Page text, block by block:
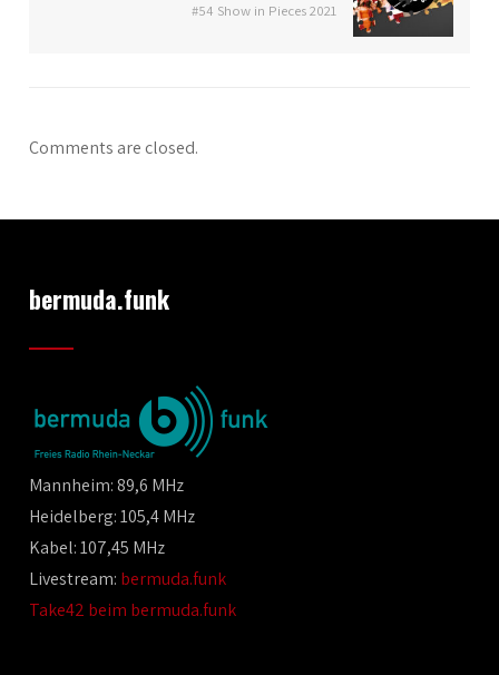
#54 Show in Pieces 2021
Comments are closed.
bermuda.funk
Mannheim: 89,6 MHz
Heidelberg: 105,4 MHz
Kabel: 107,45 MHz
Livestream: bermuda.funk
Take42 beim bermuda.funk